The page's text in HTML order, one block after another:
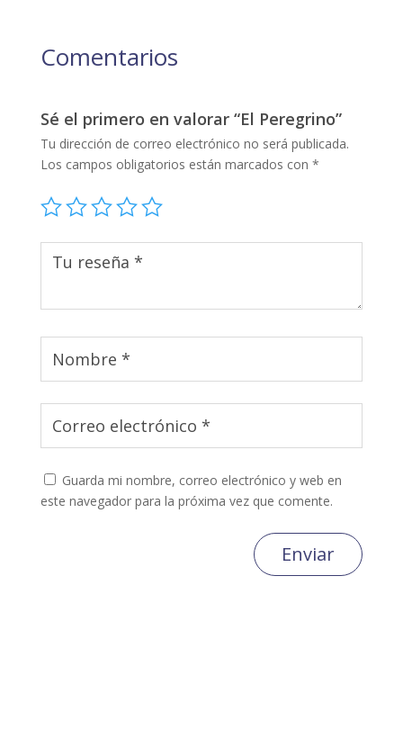
Comentarios
Sé el primero en valorar “El Peregrino”
Tu dirección de correo electrónico no será publicada.
Los campos obligatorios están marcados con *
Guarda mi nombre, correo electrónico y web en
este navegador para la próxima vez que comente.
Enviar